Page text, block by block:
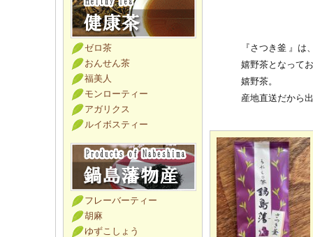
ゼロ茶
おんせん茶
福美人
モンローティー
アガリクス
ルイボスティー
フレーバーティー
胡麻
ゆずこしょう
『さつき釜 』
嬉野茶となって
嬉野茶。
産地直送だから